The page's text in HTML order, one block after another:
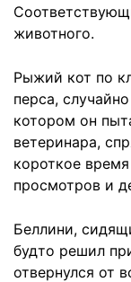
животного.
Рыжий кот по
перса,
котором он
ветеринара,
короткое
просмотров и
Беллини,
будто решил
отвернулся от